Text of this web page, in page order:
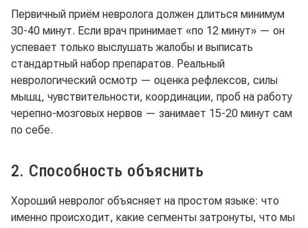
Первичный приём невролога должен длиться минимум
30-40 минут. Если врач принимает «по 12 минут» — он
успевает только выслушать жалобы и выписать
стандартный набор препаратов. Реальный
неврологический осмотр — оценка рефлексов, силы
мышц, чувствительности, координации, проб на работу
черепно-мозговых нервов — занимает 15-20 минут сам
по себе.
2. Способность объяснить
Хороший невролог объясняет на простом языке: что
именно происходит, какие сегменты затронуты, что мы